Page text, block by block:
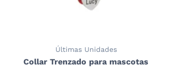
página
Últimas Unidades
Collar Trenzado para mascotas